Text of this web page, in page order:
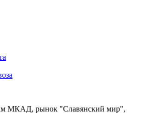
МКАД, рынок "Славянский мир",